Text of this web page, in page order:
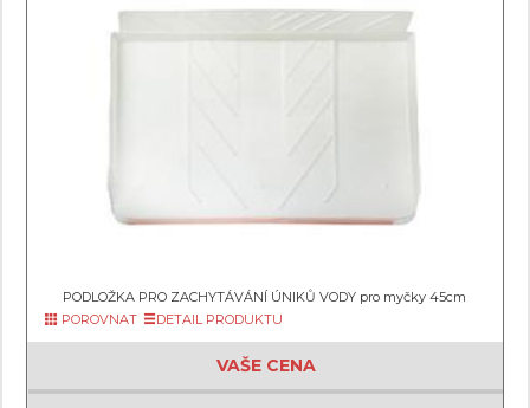
PODLOŽKA PRO ZACHYTÁVÁNÍ ÚNIKŮ VODY pro myčky 45cm
POROVNAT
DETAIL PRODUKTU
VAŠE CENA